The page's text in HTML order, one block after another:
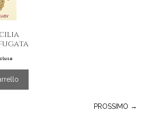
PROSSIMO →